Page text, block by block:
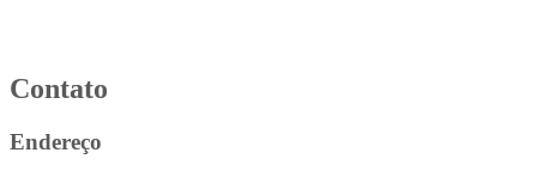
Contato
Endereço